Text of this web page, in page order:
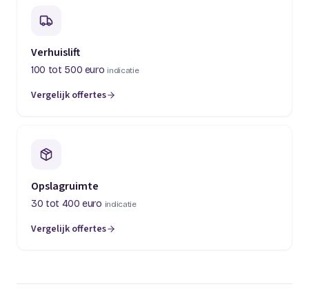
Verhuislift
100 tot 500 euro indicatie
Vergelijk offertes
(opent in een nieuw tabblad)
Opslagruimte
30 tot 400 euro indicatie
Vergelijk offertes
(opent in een nieuw tabblad)